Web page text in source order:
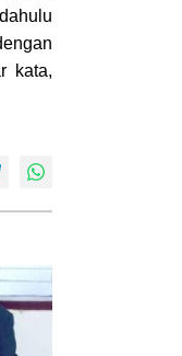
kata,